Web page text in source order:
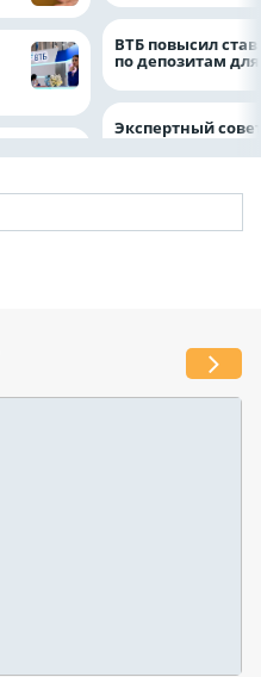
ВТБ повысил
по депозитам
Экспертный